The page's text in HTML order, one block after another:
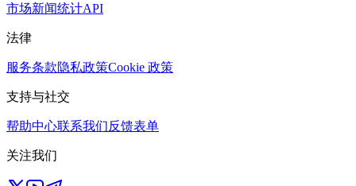
市场新闻统计API
法律
服务条款隐私政策Cookie 政策
支持与社交
帮助中心联系我们反馈表单
关注我们